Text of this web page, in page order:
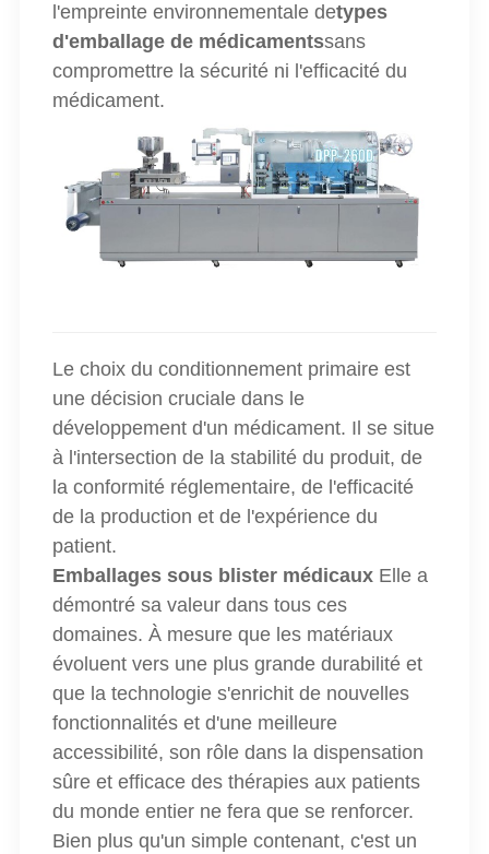
l'empreinte environnementale detypes
d'emballage de médicamentssans
compromettre la sécurité ni l'efficacité du
médicament.
Le choix du conditionnement primaire est
une décision cruciale dans le
développement d'un médicament. Il se situe
à l'intersection de la stabilité du produit, de
la conformité réglementaire, de l'efficacité
de la production et de l'expérience du
patient.
Emballages sous blister médicauxElle a
démontré sa valeur dans tous ces
domaines. À mesure que les matériaux
évoluent vers une plus grande durabilité et
que la technologie s'enrichit de nouvelles
fonctionnalités et d'une meilleure
accessibilité, son rôle dans la dispensation
sûre et efficace des thérapies aux patients
du monde entier ne fera que se renforcer.
Bien plus qu'un simple contenant, c'est un